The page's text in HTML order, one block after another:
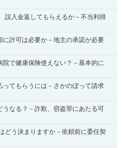
入金返してもらえるか－不当利得
許可は必要か－地主の承諾が必要
院で健康保険使えない？－基本的に
てもらうには－さかのぼって請求
なる？－詐欺、窃盗罪にあたる可
どう決まりますか－依頼前に委任契